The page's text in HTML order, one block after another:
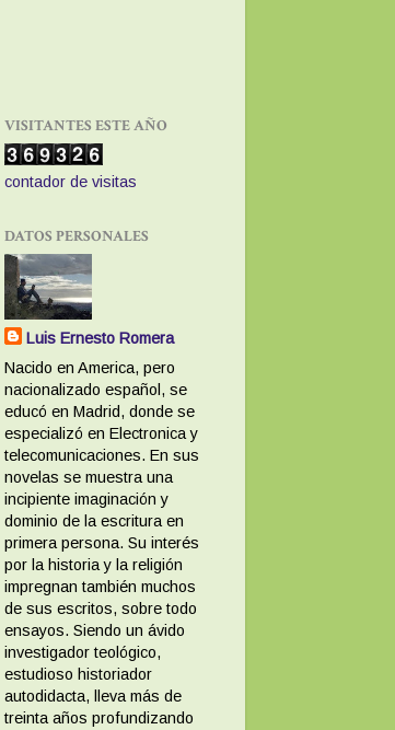
VISITANTES ESTE AÑO
contador de visitas
DATOS PERSONALES
Luis Ernesto Romera
Nacido en America, pero
nacionalizado español, se
educó en Madrid, donde se
especializó en Electronica y
telecomunicaciones. En sus
novelas se muestra una
incipiente imaginación y
dominio de la escritura en
primera persona. Su interés
por la historia y la religión
impregnan también muchos
de sus escritos, sobre todo
ensayos. Siendo un ávido
investigador teológico,
estudioso historiador
autodidacta, lleva más de
treinta años profundizando